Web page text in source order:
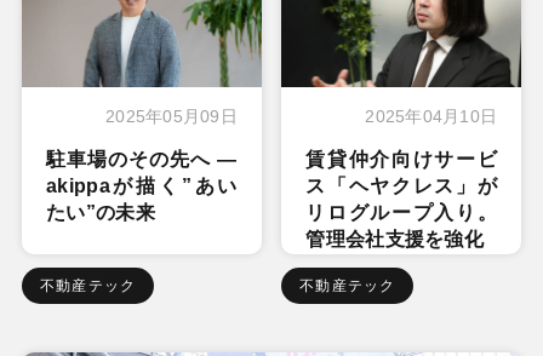
2025年05月09日
駐車場のその先へ ―
akippaが描く”あい
たい”の未来
不動産テック
2025年04月10日
賃貸仲介向けサービ
ス「ヘヤクレス」が
リログループ入り。
管理会社支援を強化
不動産テック